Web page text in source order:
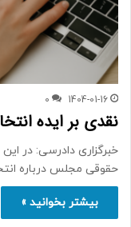
1404-01-16
0
نقدی بر ایده
خبرگزاری دادرسی: در
حقوقی مجلس درباره
بیشتر بخوانید »